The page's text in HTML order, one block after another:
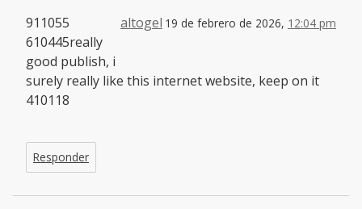
altogel 19 de febrero de 2026, 12:04 pm
911055
610445really
good publish, i
surely really like this internet website, keep on it
410118
Responder